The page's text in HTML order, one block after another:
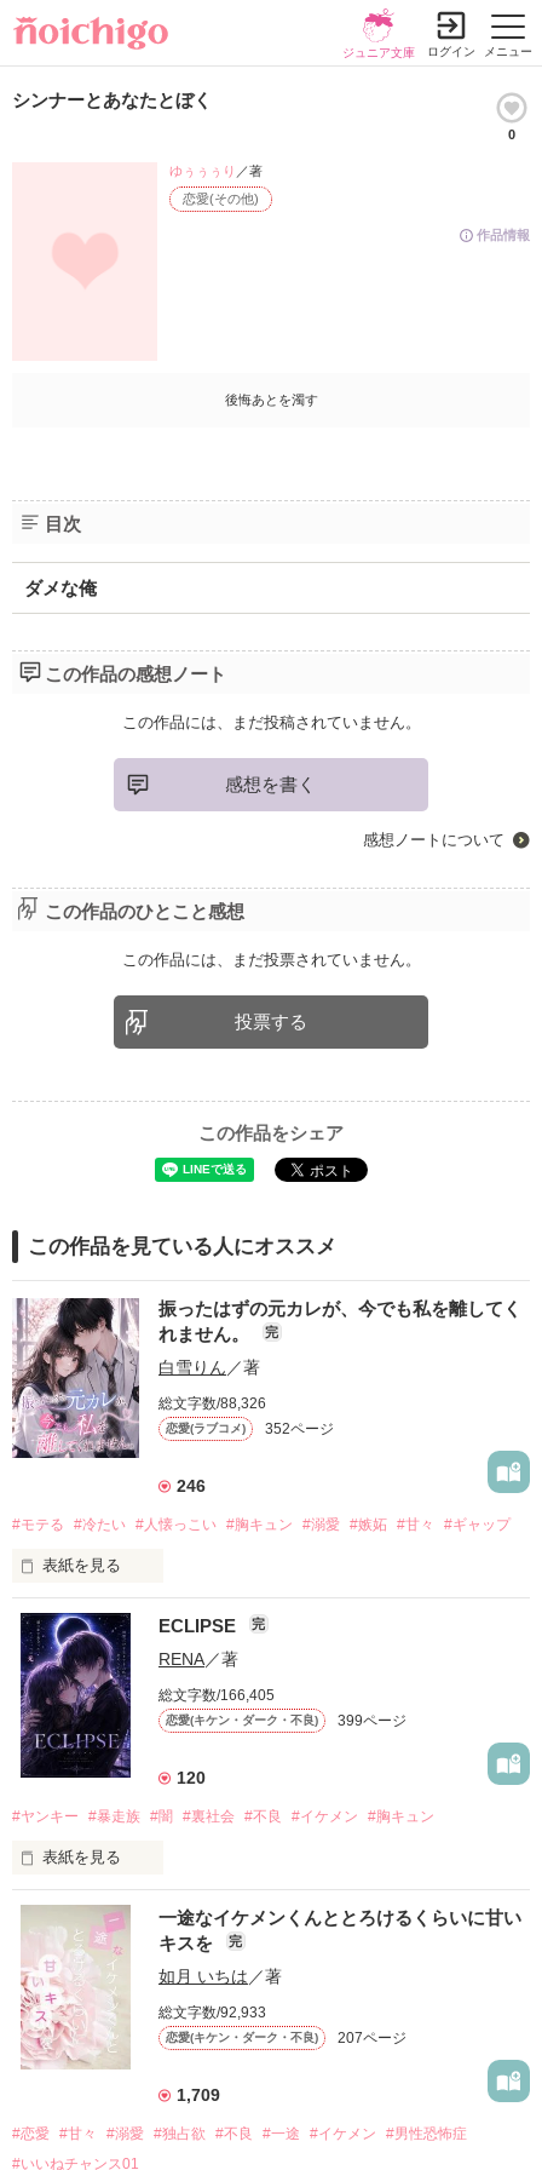
メニュー
ジュニア文庫 ログイン
シンナーとあなたとぼく
0
作品情報
恋愛(その他)
ゆぅぅぅり ／著
後悔あとを濁す
目次
ダメな俺
この作品の感想ノート
この作品には、まだ投稿されていません。
感想を書く
感想ノートについて
この作品のひとこと感想
この作品には、まだ投票されていません。
投票する
この作品をシェア
この作品を見ている人にオススメ
振ったはずの元カレが、今でも私を離してく
れません。
完
白雪りん ／著
総文字数/88,326
恋愛(ラブコメ) 352ページ
246
#モテる #冷たい #人懐っこい #胸キュン #溺愛 #嫉妬 #甘々 #ギャップ
表紙を見る
「好きだったから、別れを選んだ。」
モテる人を好きになるのが怖かった。
だから私は、中学時代に大好きだった彼を自分から振った。
もう会うことはないと思っていたのに、
高校生になって再会した彼は、隣の学校で”王子様”と呼ばれる
他の女の子には冷たいのに
私にだけ昔と変わらない笑顔を向けてくる。
「澪ちゃん。」
それは止まっていた恋が再び動き始める合図──。
✨.ﾟ･*..☆.｡.:*✨.☆.｡.:. *:ﾟ✨.ﾟ･*..☆.｡.:*✨
冴木澪-SaekiMio
ECLIPSE 完
RENA／著
総文字数/166,405
恋愛(キケン・ダーク・不良) 399ページ
120
#ヤンキー #暴走族 #闇 #裏社会 #不良 #イケメン #胸キュン
表紙を見る
表紙画像はAIです
作品を読む
一途なイケメンくんととろけるくらいに甘い
キスを
完
如月 いちは ／著
総文字数/92,933
恋愛(キケン・ダーク・不良) 207ページ
1,709
#恋愛 #甘々 #溺愛 #独占欲 #不良 #一途 #イケメン
#男性恐怖症
#いいねチャンス01